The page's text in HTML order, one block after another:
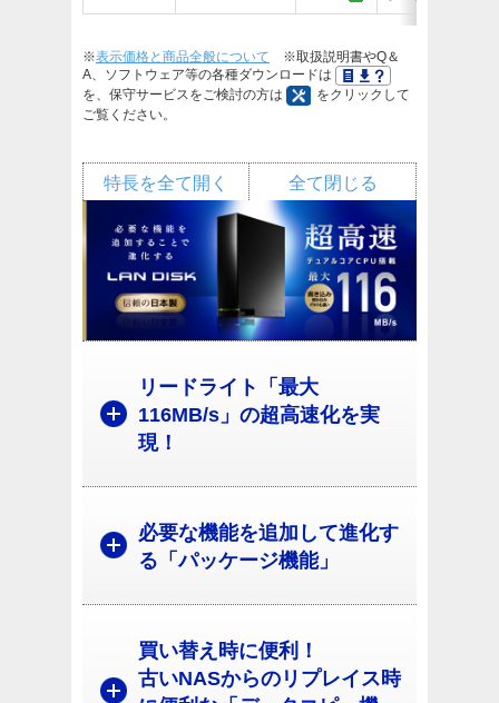
※表示価格と商品全般について ※取扱説明書やQ＆
A、ソフトウェア等の各種ダウンロードは
を、保守サービスをご検討の方は
をクリックして
ご覧ください。
全て閉じる
特長を全て開く
リードライト「最大
116MB/s」の超高速化を実
現！
必要な機能を追加して進化す
る「パッケージ機能」
買い替え時に便利！
古いNASからのリプレイス時